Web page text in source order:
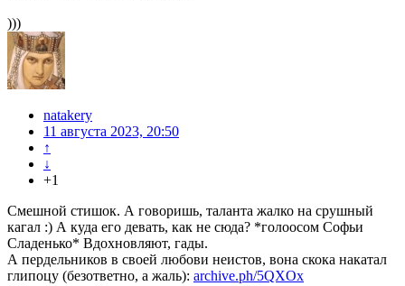
)))
natakery
11 августа 2023, 20:50
↑
↓
+1
Смешной стишок. А говоришь, таланта жалко на срушный
кагал :) А куда его девать, как не сюда? *голоосом Софьи
Сладенько* Вдохновляют, гады.
А пердельников в своей любови неистов, вона скока накатал
глипоцу (безответно, а жаль): archive.ph/5QXOx